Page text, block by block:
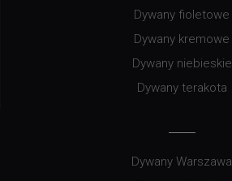
Dywany fioletowe
Dywany kremowe
Dywany niebieskie
Dywany terakota
Dywany Warszawa